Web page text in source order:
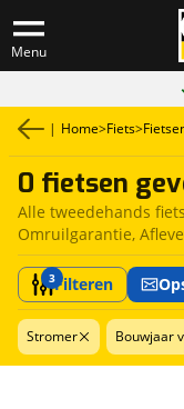
Menu
| Home>Fiets>
0 fietsen
Alle tweedehands
Omruilgarantie,
3Filteren
Stromer Bouwjaar